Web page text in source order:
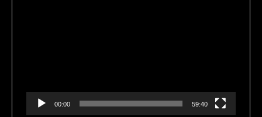
00:00 59:40